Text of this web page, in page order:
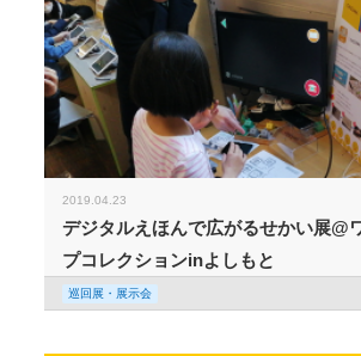
2019.04.23
デジタルえほんで広がるせかい展@
プコレクションinよしもと
巡回展・展示会